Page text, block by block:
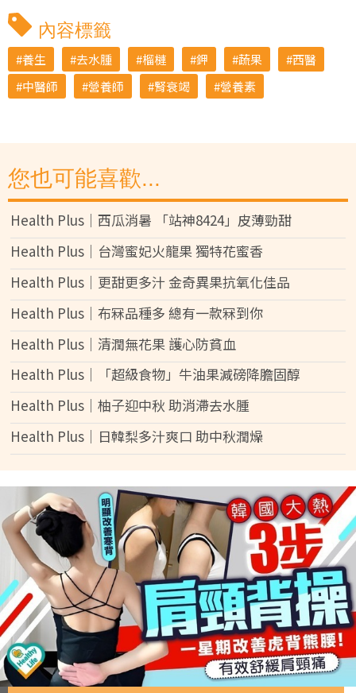
內容標籤
養生 去水腫 榴槤 鉀 蔬果
西醫
中醫師
營養師 腎衰竭 營養素
您也可能喜歡...
Health Plus│西瓜消暑 「站神8424」皮薄勁甜
Health Plus│台灣蜜妃火龍果 獨特花蜜香
Health Plus│更甜更多汁 金奇異果抗氧化佳品
Health Plus│布冧品種多 總有一款冧到你
Health Plus│清潤無花果 護心防貧血
Health Plus│「超級食物」牛油果減磅降膽固醇
Health Plus│柚子迎中秋 助消滯去水腫
Health Plus│日韓梨多汁爽口 助中秋潤燥